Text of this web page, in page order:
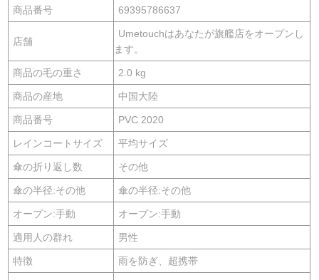
商品番号 69395786637
店舗
Umetouchはあなたが旗艦店をオープンし
ます。
商品の毛の重さ 2.0 kg
商品の産地 中国大陸
商品番号 PVC 2020
レインコートサイズ 平均サイズ
傘の折り返し数 その他
傘の半径:その他 傘の半径:その他
オープン:手動 オープン:手動
適用人の群れ 男性
特徴 雨を防ぎ、超携帯